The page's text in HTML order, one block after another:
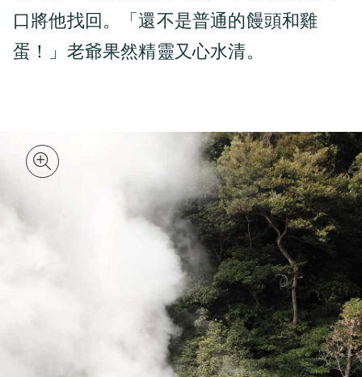
口將他找回。「還不是普通的饅頭和雞
蛋！」老爺果然精靈又心水清。